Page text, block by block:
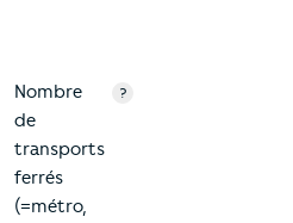
Nombre
de
transports
ferrés
(=métro,
?